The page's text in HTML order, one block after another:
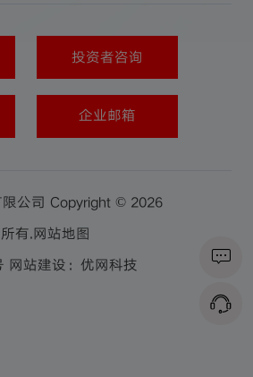
投资者咨询
企业邮箱
公司 Copyright © 2026
有.网站地图
网站建设：优网科技